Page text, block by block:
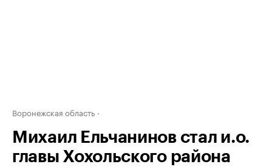
Воронежская область
Михаил Ельчанинов стал и.о.
главы Хохольского района